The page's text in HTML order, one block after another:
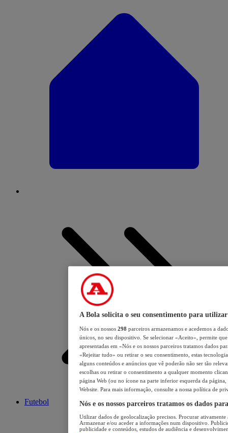
Futebol
A Bola solicita o seu consentimento para utilizar
Nós e os nossos 298 parceiros armazenamos e acedemos a
únicos, no seu dispositivo. Se selecionar «Aceito», permite
apresentadas em «Nós e os nossos parceiros tratamos dados
«Rejeitar tudo» ou retirar o seu consentimento, estas
alguns conteúdos e anúncios que vê poderão não ser tão
escolhas ou retirar o consentimento a qualquer momento
página Web (ou no ícone na parte inferior esquerda da página,
Website. Para mais informação, consulte a nossa política de
Nós e os nossos parceiros tratamos os dados
Utilizar dados de geolocalização precisos. Procurar
Armazenar e/ou aceder a informações num dispositivo.
publicidade e conteúdos, estudos de audiência e